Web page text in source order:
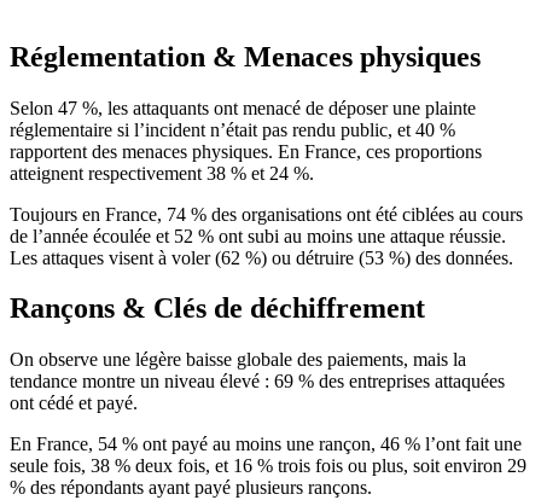
Réglementation & Menaces physiques
Selon 47 %, les attaquants ont menacé de déposer une plainte
réglementaire si l’incident n’était pas rendu public, et 40 %
rapportent des menaces physiques. En France, ces proportions
atteignent respectivement 38 % et 24 %.
Toujours en France, 74 % des organisations ont été ciblées au cours
de l’année écoulée et 52 % ont subi au moins une attaque réussie.
Les attaques visent à voler (62 %) ou détruire (53 %) des données.
Rançons & Clés de déchiffrement
On observe une légère baisse globale des paiements, mais la
tendance montre un niveau élevé : 69 % des entreprises attaquées
ont cédé et payé.
En France, 54 % ont payé au moins une rançon, 46 % l’ont fait une
seule fois, 38 % deux fois, et 16 % trois fois ou plus, soit environ 29
% des répondants ayant payé plusieurs rançons.